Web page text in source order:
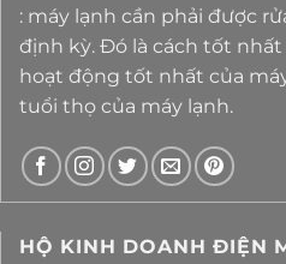
: máy lạnh cần phải được
định kỳ. Đó là cách tốt
hoạt động tốt nhất của
tuổi thọ của máy lạnh.
HỘ KINH DOANH ĐIỆN